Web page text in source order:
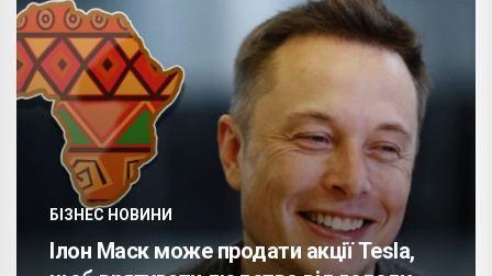
БІЗНЕС НОВИНИ
Ілон Маск може продати акції Tesla,